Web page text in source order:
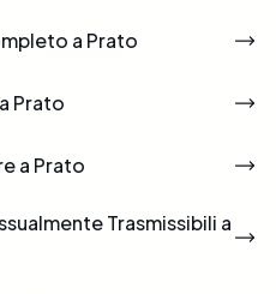
a Prato
Prato
a Prato
Trasmissibili a